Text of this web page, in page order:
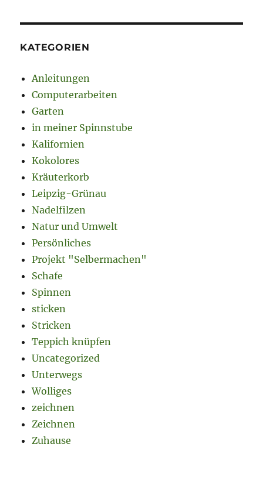
KATEGORIEN
Anleitungen
Computerarbeiten
Garten
in meiner Spinnstube
Kalifornien
Kokolores
Kräuterkorb
Leipzig-Grünau
Nadelfilzen
Natur und Umwelt
Persönliches
Projekt "Selbermachen"
Schafe
Spinnen
sticken
Stricken
Teppich knüpfen
Uncategorized
Unterwegs
Wolliges
zeichnen
Zeichnen
Zuhause